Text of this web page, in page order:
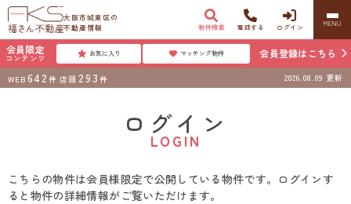
大阪市城東区の
不動産情報
物件検索 電話する ログイン MENU
会員限定
コンテンツ お気に入り マッチング物件 会員登録はこちら
WEB 642 件 店頭 293 件 2026.08.09 更新
ログイン
LOGIN
こちらの物件は会員様限定で公開している物件です。ログインす
ると物件の詳細情報がご覧いただけます。